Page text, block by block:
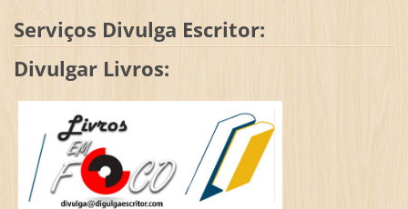
Serviços Divulga Escritor:
Divulgar Livros: